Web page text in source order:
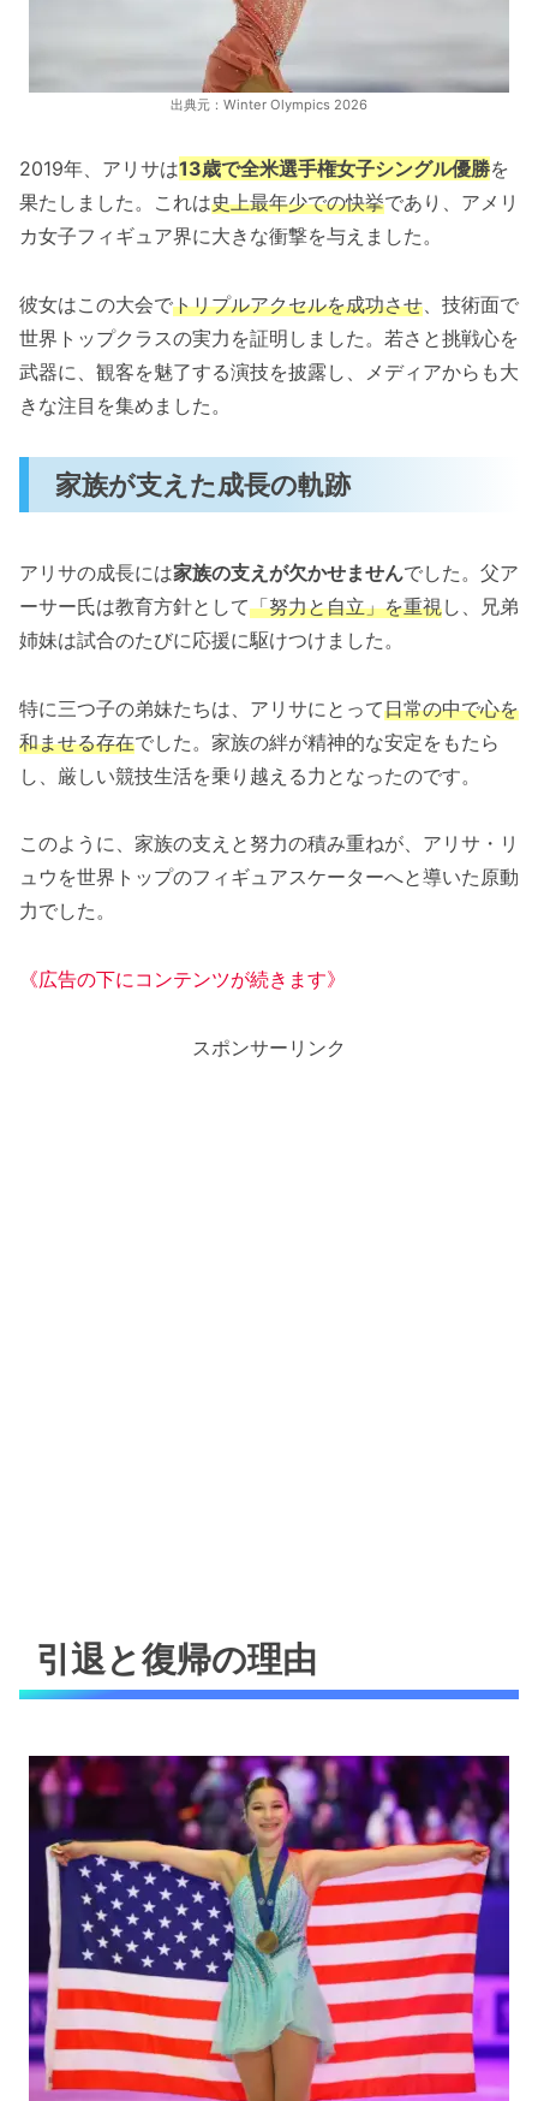
出典元：Winter Olympics 2026
2019年、アリサは13歳で全米選手権女子シングル優勝を
果たしました。これは史上最年少での快挙であり、アメリ
カ女子フィギュア界に大きな衝撃を与えました。
彼女はこの大会でトリプルアクセルを成功させ 、技術面で
世界トップクラスの実力を証明しました。若さと挑戦心を
武器に、観客を魅了する演技を披露し、メディアからも大
きな注目を集めました。
家族が支えた成長の軌跡
アリサの成長には家族の支えが欠かせませんでした。父ア
ーサー氏は教育方針として「努力と自立」を重視し、兄弟
姉妹は試合のたびに応援に駆けつけました。
特に三つ子の弟妹たちは、アリサにとって日常の中で心を
和ませる存在でした。家族の絆が精神的な安定をもたら
し、厳しい競技生活を乗り越える力となったのです。
このように、家族の支えと努力の積み重ねが、アリサ・リ
ュウを世界トップのフィギュアスケーターへと導いた原動
力でした。
《広告の下にコンテンツが続きます》
スポンサーリンク
引退と復帰の理由